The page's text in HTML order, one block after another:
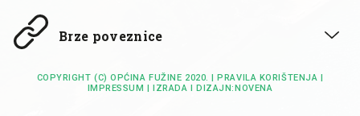
Brze poveznice
COPYRIGHT (C) OPĆINA FUŽINE 2020. |PRAVILA KORIŠTENJA |
IMPRESSUM | IZRADA I DIZAJN:NOVENA